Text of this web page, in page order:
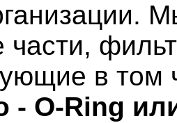
части,
в том
- O-Ring